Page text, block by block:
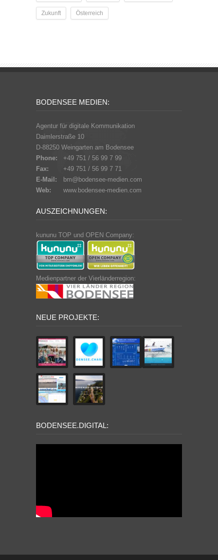
Zukunft Österreich
BODENSEE MEDIEN:
Agentur für digitale Kommunikation
Daimlerstraße 10
D-88250 Weingarten am Bodensee
Phone:
+49 751 / 56 99 7 99
Fax:
+49 751 / 56 99 7 71
E-Mail:
bm@bodensee-medien.com
Web:
www.bodensee-medien.com
AUSZEICHNUNGEN:
kununu TOP und OPEN Company:
Medienpartner der Vierländerregion:
NEUE PROJEKTE:
BODENSEE.DIGITAL: